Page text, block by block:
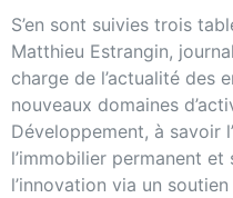
S’en sont suivies trois
Matthieu Estrangin,
charge de l’actualité des
nouveaux domaines
Développement, à savoir
l’immobilier permanent et
l’innovation via un